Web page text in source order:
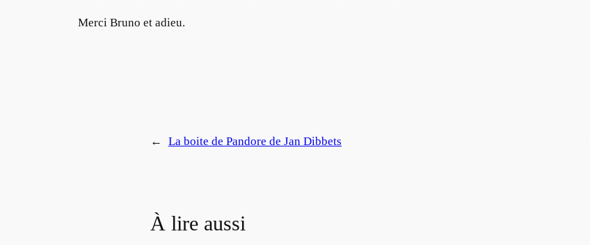
Merci Bruno et adieu.
← La boite de Pandore de Jan Dibbets
À lire aussi